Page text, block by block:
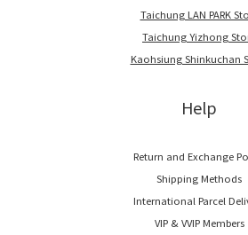
Taichung LAN PARK
Taichung Yizhong
Kaohsiung Shinkuchan
Help
Return and Exchange
Shipping Methods
International Parcel
VIP & VVIP Members